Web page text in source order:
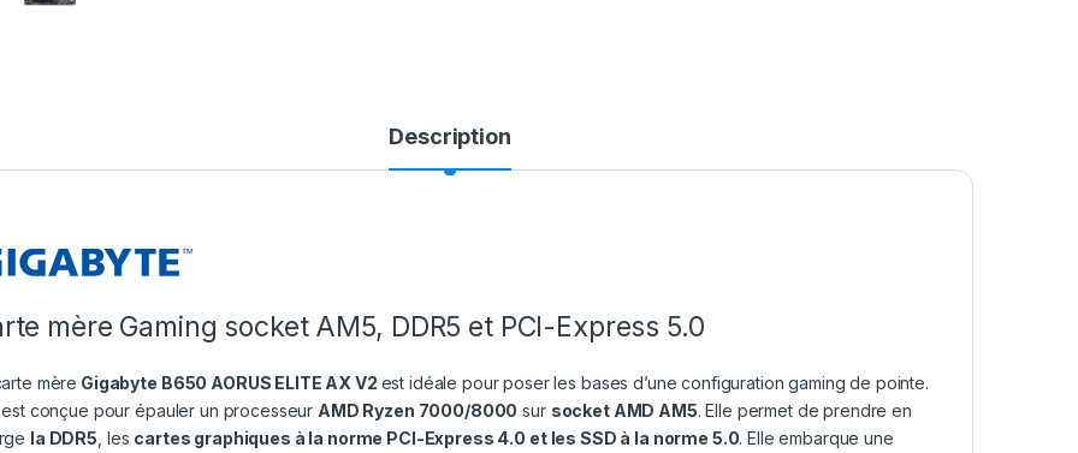
Description
mère Gaming socket AM5, DDR5 et PCI-Express 5.0
mère Gigabyte B650 AORUS ELITE AX V2 est idéale pour poser les bases d’une configuration gaming de pointe.
est conçue pour épauler un processeur AMD Ryzen 7000/8000 sur socket AMD AM5. Elle permet de prendre en
la DDR5 , les cartes graphiques à la norme PCI-Express 4.0 et les SSD à la norme 5.0. Elle embarque une